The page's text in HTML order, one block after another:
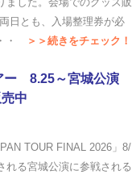
日とも、入場整理券が必
・
＞＞続きをチェック！
ー 8.25～宮城公演
中
TOUR FINAL 2026」8/
れる宮城公演に参戦される